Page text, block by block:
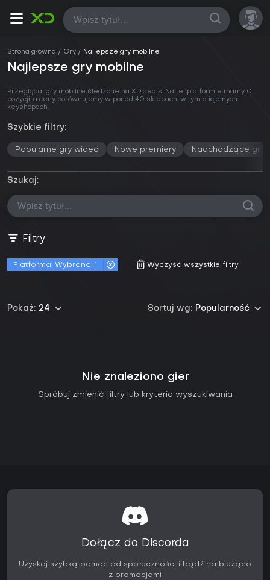
Wszystkie
Strona główna Gry Najlepsze gry mobilne
Najlepsze gry mobilne
Przeglądaj gry mobilne śledzone na XD.deals. Na tej platformie mamy 0
pozycji, a ceny porównujemy w ponad 40 sklepach, w tym oficjalnych i
keyshopach.
Szybkie filtry:
Popularne gry wideo Nowe premiery Nadchodzące gry
Szukaj:
Filtry
Platforma: Wybrano: 1 Wyczyść wszystkie filtry
Sortuj wg: Popularność
Pokaż: 24
Nie znaleziono gier
Spróbuj zmienić filtry lub kryteria wyszukiwania
Dołącz do Discorda
Uzyskaj szybką pomoc od społeczności i bądź na bieżąco
z promocjami